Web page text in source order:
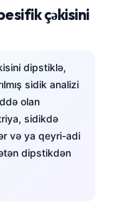
çəkisini
dipstiklə,
sidik analizi
olan
sidikdə
və ya qeyri-adi
dipstikdən